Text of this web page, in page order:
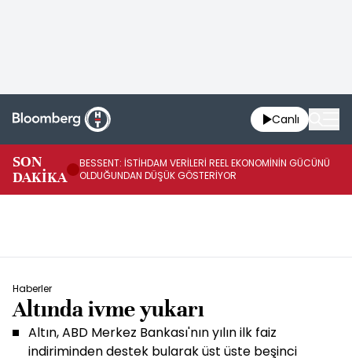
Canlı
SON
DAKİKA
BESSENT: İSTİHDAM VERİLERİ REEL EKONOMİNİN GÜCÜNÜ
OLDUĞUNDAN DÜŞÜK GÖSTERİYOR
Haberler
Altında ivme yukarı
Altın, ABD Merkez Bankası'nın yılın ilk faiz
indiriminden destek bularak üst üste beşinci